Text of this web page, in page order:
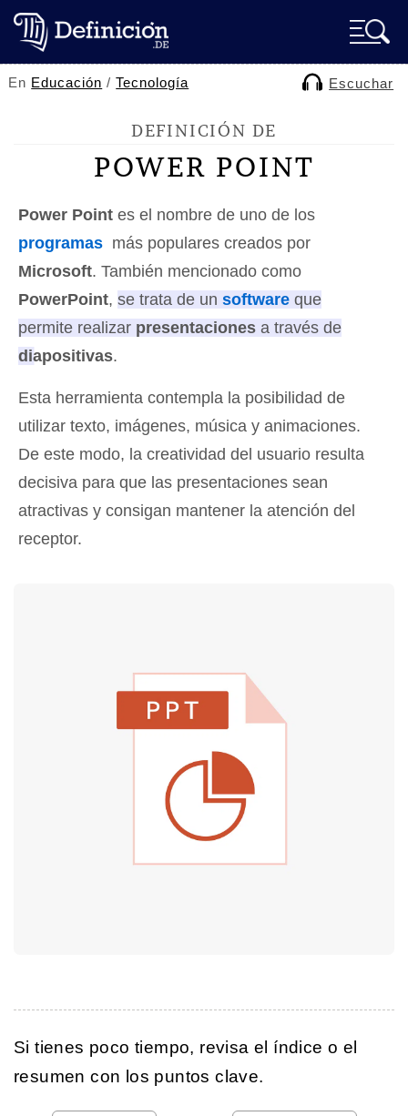
En Educación /Tecnología Escuchar
DEFINICIÓN DE
POWER POINT
Power Point es el nombre de uno de los
programas más populares creados por
Microsoft. También mencionado como
PowerPoint, se trata de un software que
permite realizar presentaciones a través de
diapositivas.
Esta herramienta contempla la posibilidad de
utilizar texto, imágenes, música y animaciones.
De este modo, la creatividad del usuario resulta
decisiva para que las presentaciones sean
atractivas y consigan mantener la atención del
receptor.
Si tienes poco tiempo, revisa el índice o el
resumen con los puntos clave.